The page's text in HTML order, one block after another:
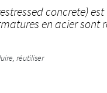
concrete)
en acier sont
réutiliser